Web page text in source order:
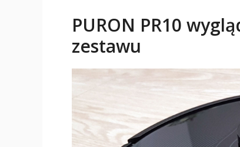
PURON PR10
zestawu